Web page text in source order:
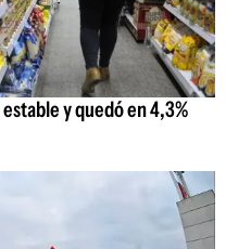
y quedó en 4,3%